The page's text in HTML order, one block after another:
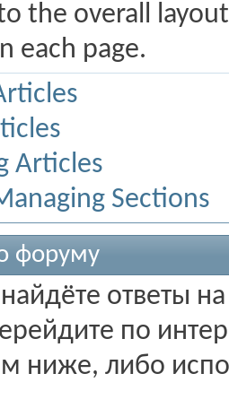
the overall
each page.
Articles
Sections
форуму
ответы
по
ниже, либо